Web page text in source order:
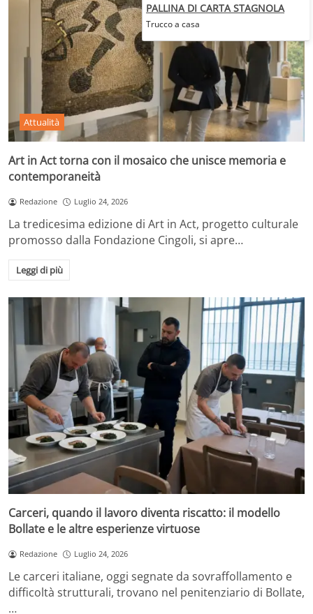
Attualità
Art in Act torna con il mosaico che unisce memoria e
contemporaneità
Redazione Luglio 24, 2026
La tredicesima edizione di Art in Act, progetto culturale
promosso dalla Fondazione Cingoli, si apre…
Leggi di più
Carceri, quando il lavoro diventa riscatto: il modello
Bollate e le altre esperienze virtuose
Redazione Luglio 24, 2026
Le carceri italiane, oggi segnate da sovraffollamento e
difficoltà strutturali, trovano nel penitenziario di Bollate,
…
PALLINA DI CARTA STAGNOLA
Trucco a casa